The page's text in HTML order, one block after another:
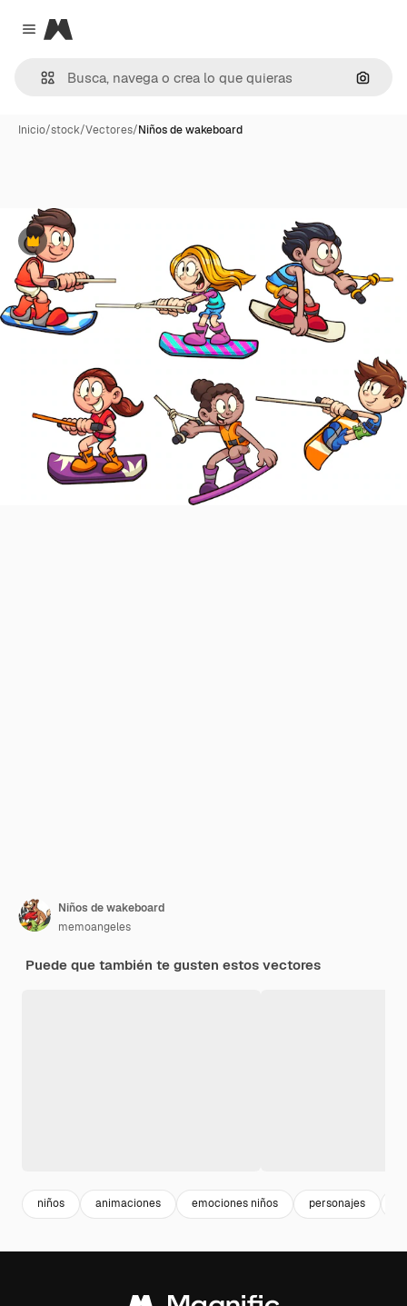
Close menu
Magnific
Inicio/stock/Vectores/Niños de wakeboard
Premium
Niños de wakeboard
memoangeles
Puede que también te gusten estos vectores
niños animaciones emociones niños personajes